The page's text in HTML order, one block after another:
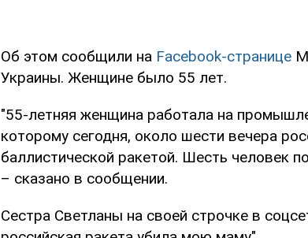
Об этом сообщили на Facebook-странице
Украины. Женщине было 55 лет.
"55-летняя женщина работала на
которому сегодня, около шести вечера
баллистической ракетой. Шесть человек
– сказано в сообщении.
Сестра Светланы на своей строчке в